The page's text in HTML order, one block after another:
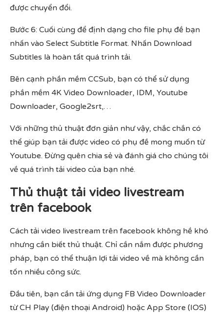
được chuyển đổi.
Bước 6: Cuối cùng để định dạng cho file phụ đề bạn
nhấn vào Select Subtitle Format. Nhấn Download
Subtitles là hoàn tất quá trình tải.
Bên cạnh phần mềm CCSub, bạn có thể sử dụng
phần mềm 4K Video Downloader, IDM, Youtube
Downloader, Google2srt,…
Với những thủ thuật đơn giản như vậy, chắc chắn có
thể giúp bạn tải được video có phụ đề mong muốn từ
Youtube. Đừng quên chia sẻ và đánh giá cho chúng tôi
về quá trình tải video của bạn nhé.
Thủ thuật tải video livestream
trên facebook
Cách tải video livestream trên facebook không hề khó
nhưng cần biết thủ thuật. Chỉ cần nắm được phương
pháp, bạn có thể thuận lợi tải video về mà không cần
tốn nhiều công sức.
Đầu tiên, bạn cần tải ứng dụng FB Video Downloader
từ CH Play (điện thoại Android) hoặc App Store (IOS)